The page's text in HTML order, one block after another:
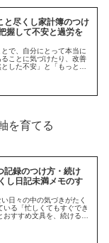
と尽くし家計簿のつけ
握して不安と過労を
で、自分にとって本当に
ことに気づけたり、改善
した不安」と「もっと稼
を育てる
記録のつけ方・続け
し日記未満メモのす
日々の中の気づきがたく
いる「忙しくてもすぐでき
すすめ文具を、続けるコ